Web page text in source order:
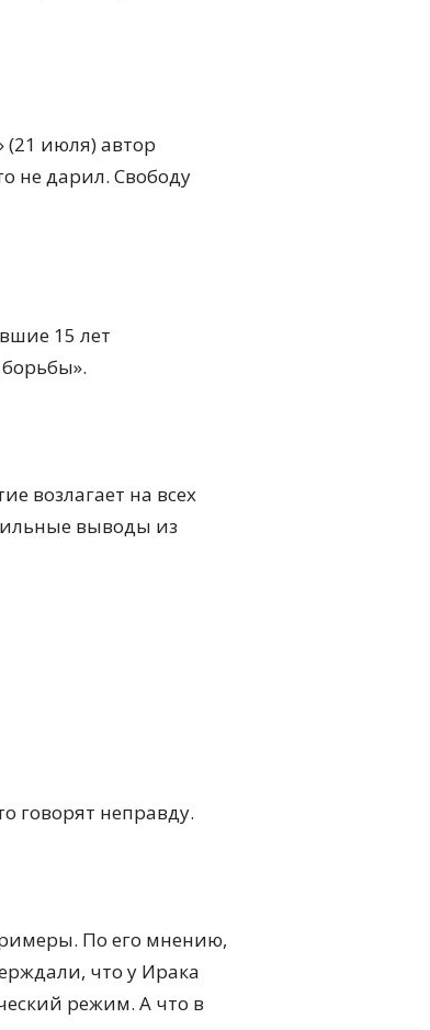
(21 июля) автор
не дарил. Свободу
15 лет
возлагает на всех
выводы из
говорят неправду.
По его мнению,
что у Ирака
режим. А что в